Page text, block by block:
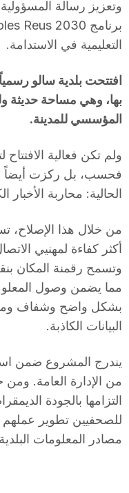
وتعزيز رسالة
التعليمية في الاستدامة.
افتتحت بلدية سالو
بها، وهي مساحة حديثة
المؤسسي للمدينة.
ولم تكن فعالية الافتتاح
فحسب، بل ركزت أيضاً
الحالية: محاربة
من خلال هذا الإصلاح،
أكثر كفاءة لمهنيي
وتسمح رقمنة المكان
مما يضمن وصول
بشكل واضح وشفاف
البيانات الكاذبة.
يندرج المشروع ضمن
من الإدارة العامة. ومن
التزامها بالجودة
للصحفيين تطوير
مصادر المعلومات